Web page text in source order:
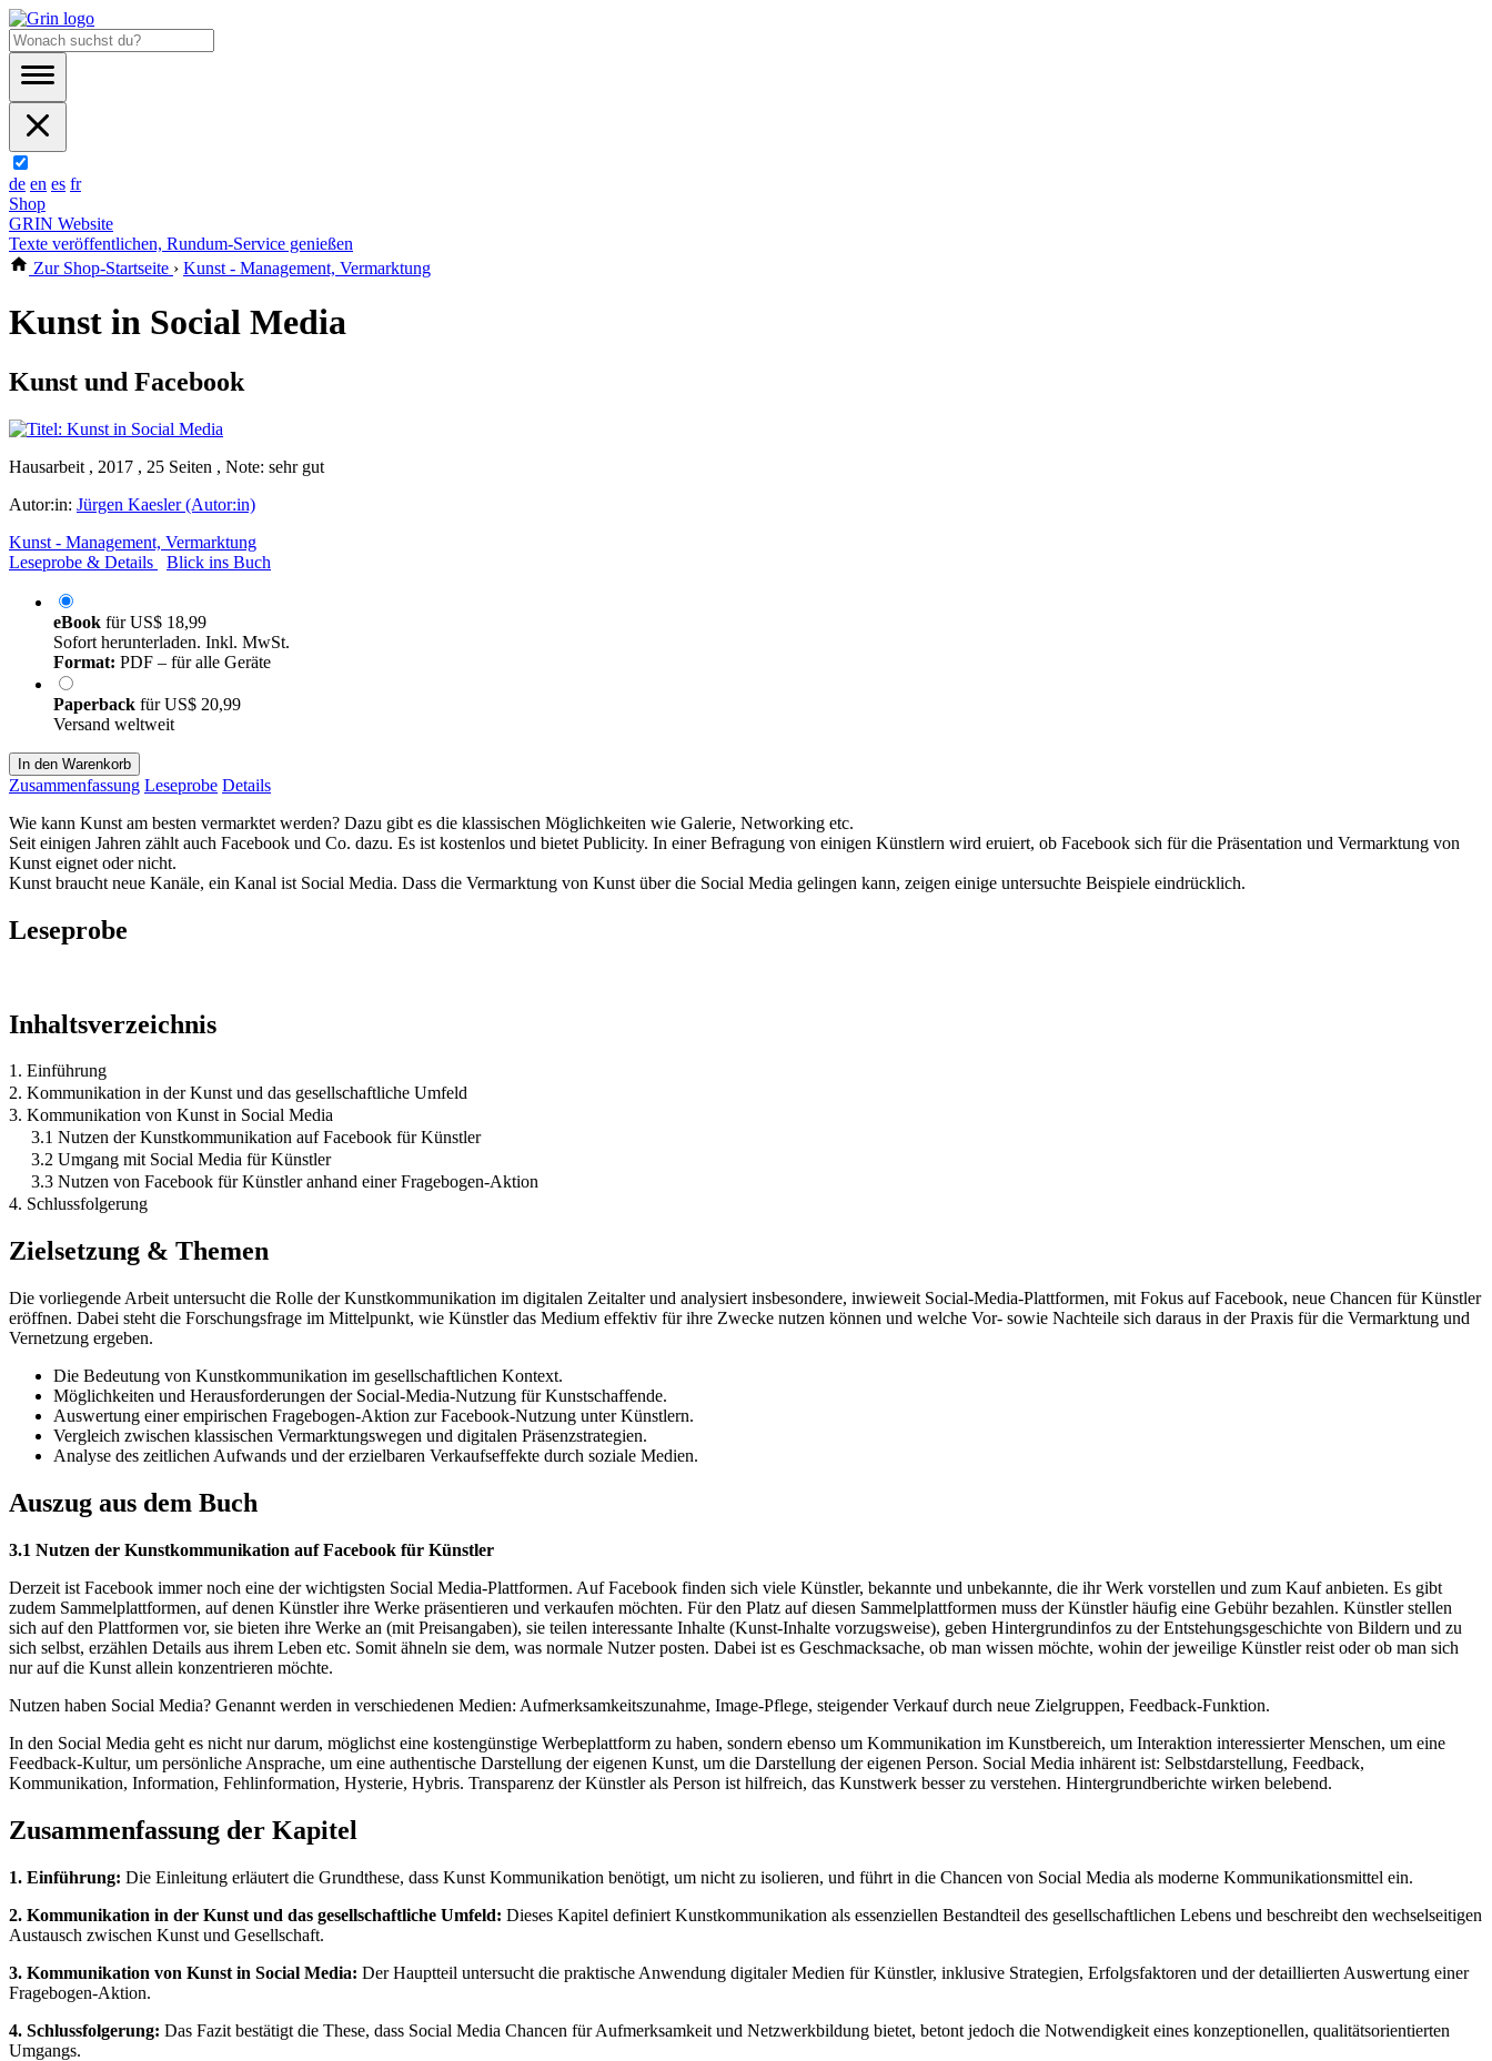
de en es fr
Shop
GRIN Website
Texte veröffentlichen, Rundum-Service genießen
Zur Shop-Startseite › Kunst - Management, Vermarktung
Kunst in Social Media
Kunst und Facebook
Hausarbeit , 2017 , 25 Seiten , Note: sehr gut
Autor:in: Jürgen Kaesler (Autor:in)
Kunst - Management, Vermarktung
Leseprobe & Details
Blick ins Buch
eBook fürUS$ 18,99
Sofort herunterladen. Inkl. MwSt.
Format: PDF – für alle Geräte
Paperback fürUS$ 20,99
Versand weltweit
In den Warenkorb
Zusammenfassung Leseprobe Details
Wie kann Kunst am besten vermarktet werden? Dazu gibt es die klassischen Möglichkeiten wie Galerie, Networking etc.
Seit einigen Jahren zählt auch Facebook und Co. dazu. Es ist kostenlos und bietet Publicity. In einer Befragung von einigen Künstlern wird eruiert, ob Facebook sich für die Präsentation und Vermarktung von
Kunst eignet oder nicht.
Kunst braucht neue Kanäle, ein Kanal ist Social Media. Dass die Vermarktung von Kunst über die Social Media gelingen kann, zeigen einige untersuchte Beispiele eindrücklich.
Leseprobe
Inhaltsverzeichnis
1. Einführung
2. Kommunikation in der Kunst und das gesellschaftliche Umfeld
3. Kommunikation von Kunst in Social Media
3.1 Nutzen der Kunstkommunikation auf Facebook für Künstler
3.2 Umgang mit Social Media für Künstler
3.3 Nutzen von Facebook für Künstler anhand einer Fragebogen-Aktion
4. Schlussfolgerung
Zielsetzung & Themen
Die vorliegende Arbeit untersucht die Rolle der Kunstkommunikation im digitalen Zeitalter und analysiert insbesondere, inwieweit Social-Media-Plattformen, mit Fokus auf Facebook, neue Chancen für Künstler
eröffnen. Dabei steht die Forschungsfrage im Mittelpunkt, wie Künstler das Medium effektiv für ihre Zwecke nutzen können und welche Vor- sowie Nachteile sich daraus in der Praxis für die Vermarktung und
Vernetzung ergeben.
Die Bedeutung von Kunstkommunikation im gesellschaftlichen Kontext.
Möglichkeiten und Herausforderungen der Social-Media-Nutzung für Kunstschaffende.
Auswertung einer empirischen Fragebogen-Aktion zur Facebook-Nutzung unter Künstlern.
Vergleich zwischen klassischen Vermarktungswegen und digitalen Präsenzstrategien.
Analyse des zeitlichen Aufwands und der erzielbaren Verkaufseffekte durch soziale Medien.
Auszug aus dem Buch
3.1 Nutzen der Kunstkommunikation auf Facebook für Künstler
Derzeit ist Facebook immer noch eine der wichtigsten Social Media-Plattformen. Auf Facebook finden sich viele Künstler, bekannte und unbekannte, die ihr Werk vorstellen und zum Kauf anbieten. Es gibt
zudem Sammelplattformen, auf denen Künstler ihre Werke präsentieren und verkaufen möchten. Für den Platz auf diesen Sammelplattformen muss der Künstler häufig eine Gebühr bezahlen. Künstler stellen
sich auf den Plattformen vor, sie bieten ihre Werke an (mit Preisangaben), sie teilen interessante Inhalte (Kunst-Inhalte vorzugsweise), geben Hintergrundinfos zu der Entstehungsgeschichte von Bildern und zu
sich selbst, erzählen Details aus ihrem Leben etc. Somit ähneln sie dem, was normale Nutzer posten. Dabei ist es Geschmacksache, ob man wissen möchte, wohin der jeweilige Künstler reist oder ob man sich
nur auf die Kunst allein konzentrieren möchte.
Nutzen haben Social Media? Genannt werden in verschiedenen Medien: Aufmerksamkeitszunahme, Image-Pflege, steigender Verkauf durch neue Zielgruppen, Feedback-Funktion.
In den Social Media geht es nicht nur darum, möglichst eine kostengünstige Werbeplattform zu haben, sondern ebenso um Kommunikation im Kunstbereich, um Interaktion interessierter Menschen, um eine
Feedback-Kultur, um persönliche Ansprache, um eine authentische Darstellung der eigenen Kunst, um die Darstellung der eigenen Person. Social Media inhärent ist: Selbstdarstellung, Feedback,
Kommunikation, Information, Fehlinformation, Hysterie, Hybris. Transparenz der Künstler als Person ist hilfreich, das Kunstwerk besser zu verstehen. Hintergrundberichte wirken belebend.
Zusammenfassung der Kapitel
1. Einführung: Die Einleitung erläutert die Grundthese, dass Kunst Kommunikation benötigt, um nicht zu isolieren, und führt in die Chancen von Social Media als moderne Kommunikationsmittel ein.
2. Kommunikation in der Kunst und das gesellschaftliche Umfeld: Dieses Kapitel definiert Kunstkommunikation als essenziellen Bestandteil des gesellschaftlichen Lebens und beschreibt den wechselseitigen
Austausch zwischen Kunst und Gesellschaft.
3. Kommunikation von Kunst in Social Media: Der Hauptteil untersucht die praktische Anwendung digitaler Medien für Künstler, inklusive Strategien, Erfolgsfaktoren und der detaillierten Auswertung einer
Fragebogen-Aktion.
4. Schlussfolgerung: Das Fazit bestätigt die These, dass Social Media Chancen für Aufmerksamkeit und Netzwerkbildung bietet, betont jedoch die Notwendigkeit eines konzeptionellen, qualitätsorientierten
Umgangs.